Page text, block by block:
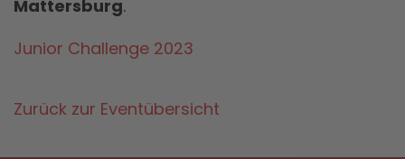
Mattersburg.
Junior Challenge 2023
Zurück zur Eventübersicht